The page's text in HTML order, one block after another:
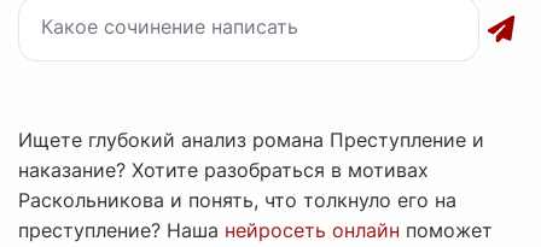
Ищете глубокий анализ романа Преступление и
наказание? Хотите разобраться в мотивах
Раскольникова и понять, что толкнуло его на
преступление? Наша нейросеть онлайн поможет